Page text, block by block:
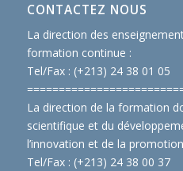
CONTACTEZ NOUS
La direction des
formation continue :
Tel/Fax : (+213) 24 38 01 05
La direction de la formation
scientifique et du
l’innovation et de la
Tel/Fax : (+213) 24 38 00 37